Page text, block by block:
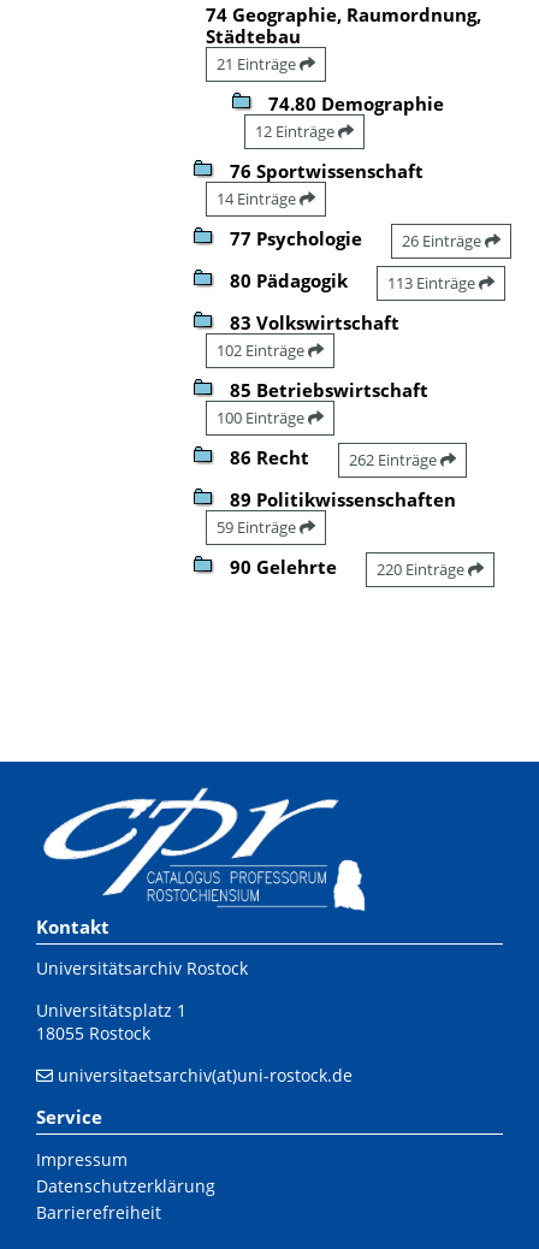
74 Geographie, Raumordnung,
Städtebau
21 Einträge
74.80 Demographie
12 Einträge
76 Sportwissenschaft
14 Einträge
77 Psychologie 26 Einträge
80 Pädagogik 113 Einträge
83 Volkswirtschaft
102 Einträge
85 Betriebswirtschaft
100 Einträge
86 Recht 262 Einträge
89 Politikwissenschaften
59 Einträge
90 Gelehrte 220 Einträge
Kontakt
Universitätsarchiv Rostock
Universitätsplatz 1
18055 Rostock
universitaetsarchiv(at)uni-rostock.de
Service
Impressum
Datenschutzerklärung
Barrierefreiheit